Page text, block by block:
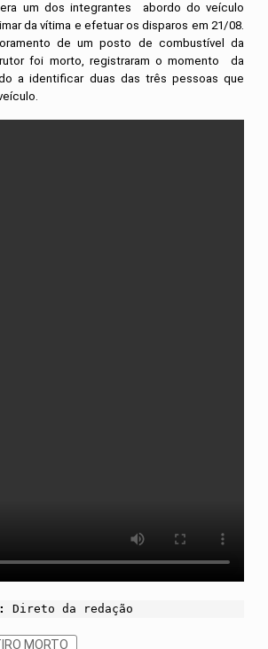
um dos integrantes abordo do veículo
da vítima e efetuar os disparos em 21/08.
de um posto de combustível da
foi morto, registraram o momento da
a identificar duas das três pessoas que
Direto da redação
MORTO